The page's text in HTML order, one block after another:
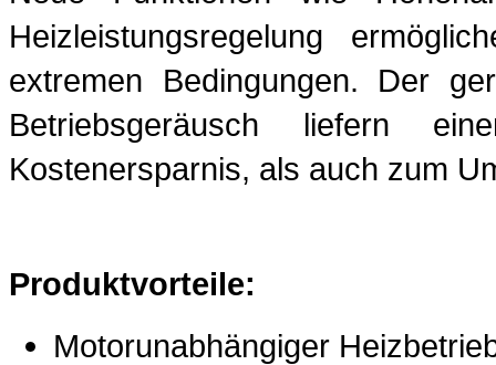
Heizleistungsregelung
extremen Bedingungen. Der
Betriebsgeräusch liefern
Kostenersparnis, als auch zum
Produktvorteile:
Motorunabhängiger